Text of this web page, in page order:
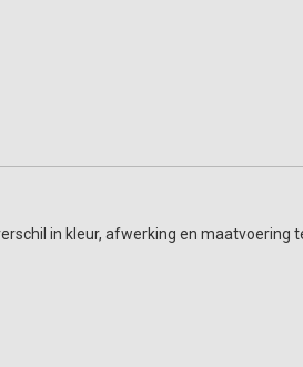
in kleur, afwerking en maatvoering